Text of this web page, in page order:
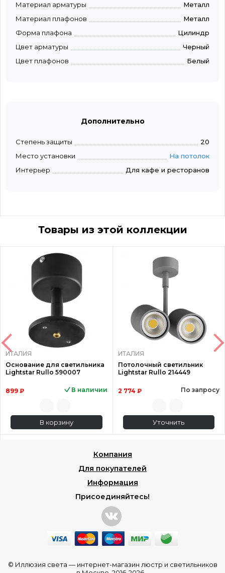
Материал арматуры
Металл
Материал плафонов
Металл
Форма плафона
Цилиндр
Цвет арматуры
Черный
Цвет плафонов
Белый
Дополнительно
Степень защиты
20
Место установки
На потолок
Интерьер
Для кафе и ресторанов
Товары из этой коллекции
ИТАЛИЯ
Основание для светильника
Lightstar Rullo 590007
899 ₽ В наличии
В корзину
ИТАЛИЯ
Потолочный светильник
Lightstar Rullo 214449
2 774 ₽ По запросу
Уточнить
Компания
Для покупателей
Информация
Присоединяйтесь!
© Иллюзия света — интернет-магазин люстр и светильников